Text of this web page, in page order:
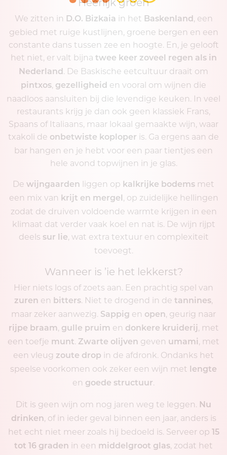
We zitten in D.O. Bizkaia in het Baskenland
, een
gebied met ruige kustlijnen, groene bergen en een
constante dans tussen zee en hoogte. En, je gelooft
het niet, er valt bijna twee keer zoveel regen als in
Nederland . De Baskische eetcultuur draait om
pintxos gezelligheid en vooral om wijnen die
naadloos aansluiten bij die levendige keuken. In veel
restaurants krijg je dan ook geen klassiek Frans,
Spaans of Italiaans, maar lokaal gemaakte wijn, waar
txakoli de onbetwiste koploper is. Ga ergens aan de
bar hangen en je hebt voor een paar tientjes een
hele avond topwijnen in je glas.
De wijngaarden liggen op kalkrijke bodems met
een mix van krijt en mergel
, op zuidelijke hellingen
zodat de druiven voldoende warmte krijgen in een
klimaat dat verder vaak koel en nat is. De wijn rijpt
deels sur lie , wat extra textuur en complexiteit
toevoegt.
Wanneer is ’ie het lekkerst?
Hier niets logs of zoets aan. Een prachtig spel van
zuren en bitters. Niet te drogend in de tannines
maar zeker aanwezig. Sappig en open , geurig naar
rijpe braam gulle pruim en donkere kruiderij
, met
een toefje munt. Zwarte olijven geven umami
, met
een vleug zoute drop in de afdronk. Ondanks het
speelse voorkomen ook zeker een wijn met
lengte
en goede structuur.
Dit is geen wijn om nog jaren weg te leggen. Nu
drinken , of in ieder geval binnen een jaar, anders is
het echt niet meer zoals hij bedoeld is. Serveer op
15
tot 16 graden in een middelgroot glas , zodat het